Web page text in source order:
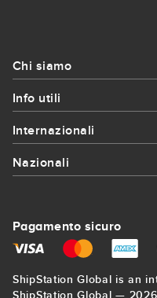
Chi siamo
Iscrizione
Info utili
Coupon e promozioni
Spedizioni per imprese
Internazionali
Spedizioni in Francia
Spedizioni in Germania
Spedizioni in Inghilterra
Nazionali
Corrieri Bologna
Corrieri Firenze
Pagamento sicuro
ShipStation Global is an